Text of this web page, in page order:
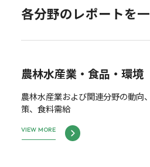
各分野のレポートを
農林水産業・食品・環境
農林水産業および関連分野の動向
策、食料需給
VIEW MORE